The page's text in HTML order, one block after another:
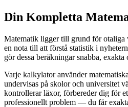
Din Kompletta
Matematik ligger till grund för otaliga
en nota till att förstå statistik i
gör dessa beräkningar snabba, exakta
Varje kalkylator använder
undervisas på skolor och universitet
kontrollerar läxor, förbereder dig för
professionellt problem — du får